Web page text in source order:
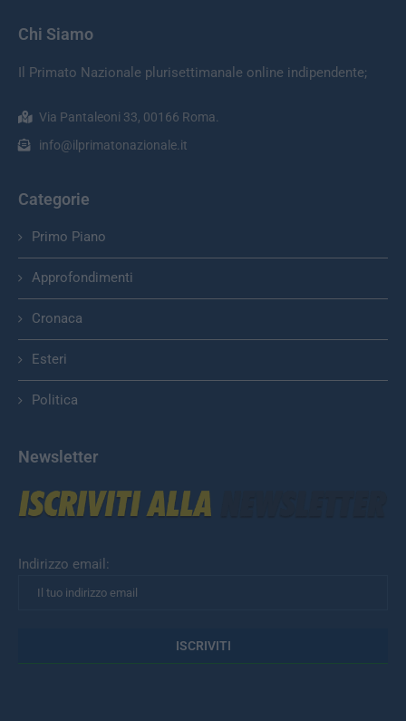
Chi Siamo
Il Primato Nazionale plurisettimanale online indipendente;
Via Pantaleoni 33, 00166 Roma.
info@ilprimatonazionale.it
Categorie
Primo Piano
Approfondimenti
Cronaca
Esteri
Politica
Newsletter
Indirizzo email: